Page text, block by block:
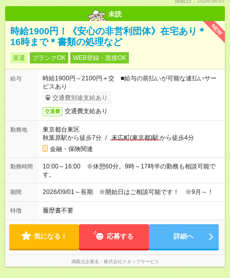
未読
NEW
時給1900円！《安心の非営利団体》在宅あり＊
16時まで＊書類の処理など
派遣 ブランクOK WEB登録・面接OK
給与
時給1900円～2100円＋交 ■給与の前払いが可能な速払いサー
ビスあり
交通費別途支給あり
交通費 交通費支給あり
勤務地
東京都台東区
秋葉原駅から徒歩7分 / 末広町(東京都)駅から徒歩4分
金融・保険関連
勤務時間
10:00～16:00 ※休憩60分。9時～17時半の勤務も相談可能で
す。
期間 2026/09/01～長期 ※開始日はご相談可能です！ ※9月～！
特徴 履歴書不要
気になる！ 応募する 詳細へ
掲載元企業名 株式会社スタッフサービス